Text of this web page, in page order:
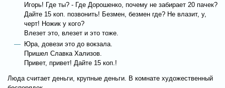
Игорь! Где ты? - Где Дорошенко, почему не забирает 20 пачек?
Дайте 15 коп. позвонить! Безмен, безмен где? Не влазит, у,
черт! Ножик у кого?
Влезет это, влезет и это тоже.
Юра, довези это до вокзала.
Пришел Славка Хализов.
Привет, привет! Дайте 15 коп.!
Люда считает деньги, крупные деньги. В комнате художественный